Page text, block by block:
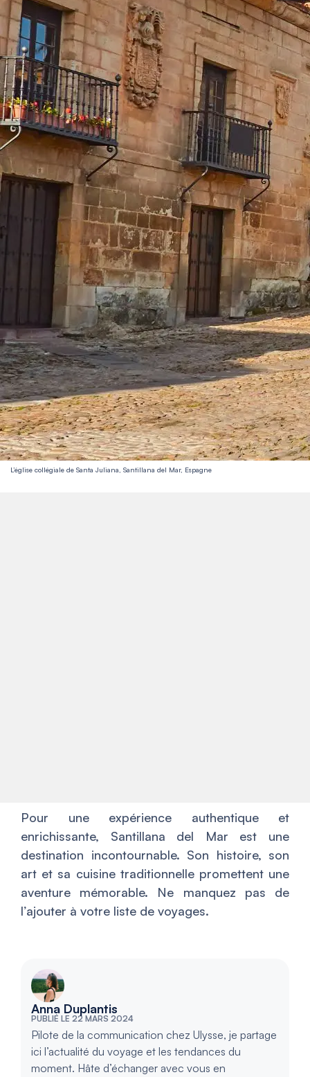
L’église collégiale de Santa Juliana, Santillana del Mar, Espagne
Pour une expérience authentique et
enrichissante, Santillana del Mar est une
destination incontournable. Son histoire, son
art et sa cuisine traditionnelle promettent une
aventure mémorable. Ne manquez pas de
l’ajouter à votre liste de voyages.
Anna Duplantis
PUBLIÉ LE 22 MARS 2024
Pilote de la communication chez Ulysse, je partage
ici l’actualité du voyage et les tendances du
moment. Hâte d’échanger avec vous en